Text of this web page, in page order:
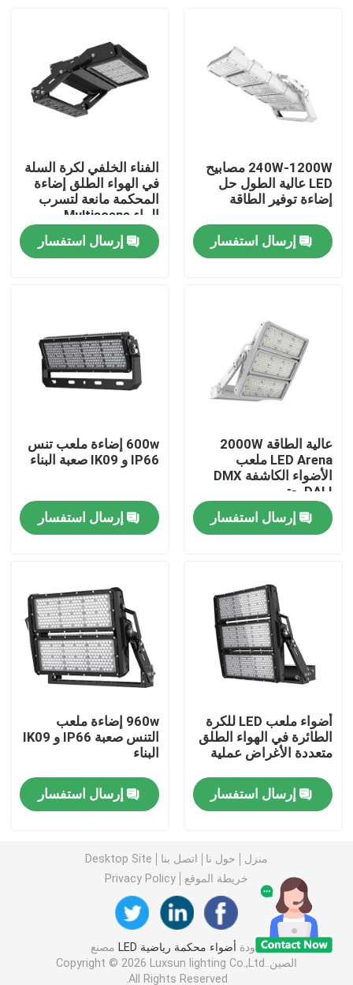
بيت
منتجات
معلومات عنا
جولة في المعمل
اطلب اقتباس
أضواء محكمة رياضية LED
ضوء الفيضانات LED في الهواء الطلق
ضوء الفيضانات DMX
الأضواء الكاشفة في ملعب التنس
ضوء UFO high bay
240W-1200W مصابيح
LED عالية الطول حل
إضاءة توفير الطاقة
إرسال استفسار
الفناء الخلفي لكرة السلة
في الهواء الطلق إضاءة
المحكمة مانعة لتسرب
الماء Multiscene
إرسال استفسار
عالية الطاقة 2000W
LED Arena ملعب
الأضواء الكاشفة DMX
DALI يعتم
إرسال استفسار
600w إضاءة ملعب تنس
IP66 و IK09 صعبة البناء
إرسال استفسار
أضواء ملعب LED للكرة
الطائرة في الهواء الطلق
متعددة الأغراض عملية
إرسال استفسار
960w إضاءة ملعب
التنس صعبة IP66 و IK09
البناء
إرسال استفسار
منزل حول نا اتصل بنا
Desktop Site
خريطة الموقع
Privacy Policy
جودة أضواء محكمة رياضية LED
مصنع
الصين.Copyright © 2026 Luxsun lighting Co.,Ltd.
All Rights Reserved.